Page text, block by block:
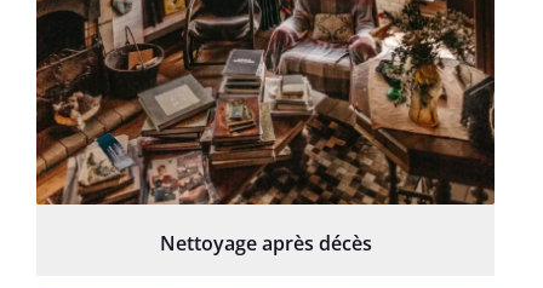
Nettoyage après décès